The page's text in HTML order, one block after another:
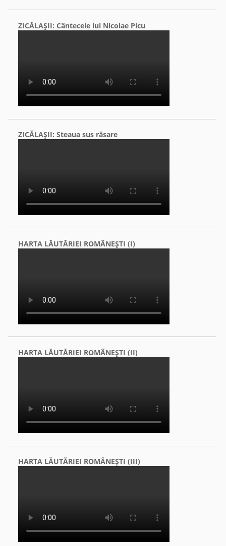
ZICĂLAŞII: Cântecele lui Nicolae Picu
ZICĂLAŞII: Steaua sus răsare
HARTA LĂUTĂRIEI ROMÂNEŞTI (I)
HARTA LĂUTĂRIEI ROMÂNEŞTI (II)
HARTA LĂUTĂRIEI ROMÂNEŞTI (III)